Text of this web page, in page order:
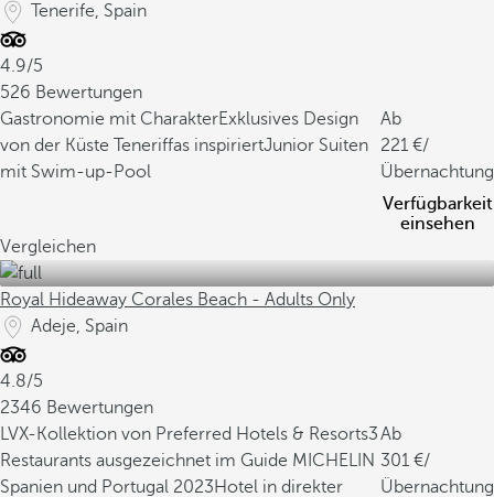
Tenerife, Spain
4.9/5
526 Bewertungen
Gastronomie mit CharakterExklusives Design
von der Küste Teneriffas inspiriertJunior Suiten
mit Swim-up-Pool
Ab
221
/
Übernachtung
Verfügbarkeit
einsehen
Vergleichen
Royal Hideaway Corales Beach - Adults Only
Adeje, Spain
4.8/5
2346 Bewertungen
LVX-Kollektion von Preferred Hotels & Resorts3
Restaurants ausgezeichnet im Guide MICHELIN
Spanien und Portugal 2023Hotel in direkter
Ab
301
/
Übernachtung